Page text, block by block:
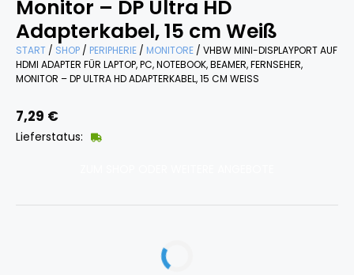
Monitor – DP Ultra HD
Adapterkabel, 15 cm Weiß
START / SHOP / PERIPHERIE / MONITORE / VHBW MINI-DISPLAYPORT AUF
HDMI ADAPTER FÜR LAPTOP, PC, NOTEBOOK, BEAMER, FERNSEHER,
MONITOR – DP ULTRA HD ADAPTERKABEL, 15 CM WEISS
7,29 €
Lieferstatus: